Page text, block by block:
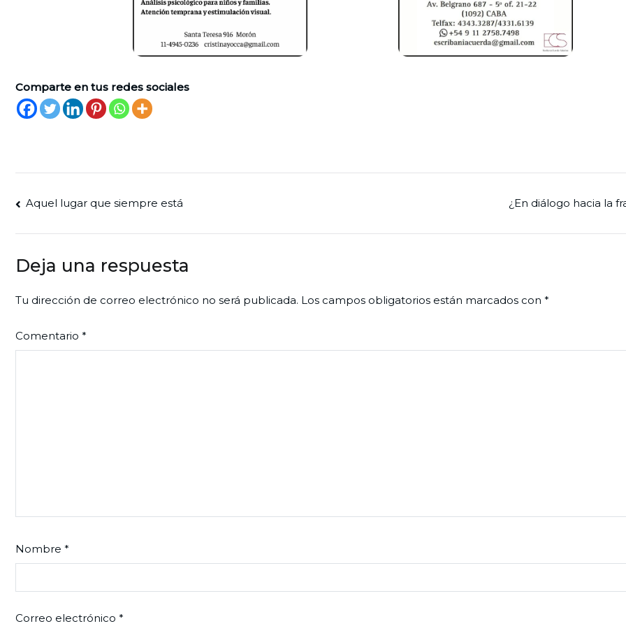
Comparte en tus redes sociales
Navegación
de
entradas
Aquel lugar que siempre está ¿En diálogo hacia la
Deja una respuesta
Tu dirección de correo electrónico no será publicada. Los campos obligatorios están marcados con *
Comentario *
Nombre *
Correo electrónico *